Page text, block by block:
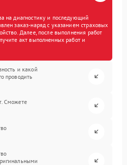
на диагностику и последующий
заказ-наряд с указанием страховых
Далее, после выполнения работ
акт выполненных работ и
и какой
проводить
Сможете